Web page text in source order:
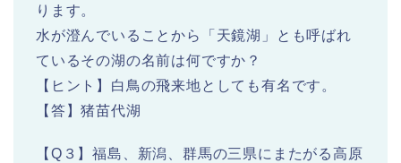
ります。
水が澄んでいることから「天鏡湖」とも呼ばれ
ているその湖の名前は何ですか？
【ヒント】白鳥の飛来地としても有名です。
【答】猪苗代湖
【Q３】福島、新潟、群馬の三県にまたがる高原